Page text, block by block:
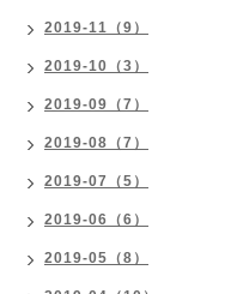
2019-11（9）
2019-10（3）
2019-09（7）
2019-08（7）
2019-07（5）
2019-06（6）
2019-05（8）